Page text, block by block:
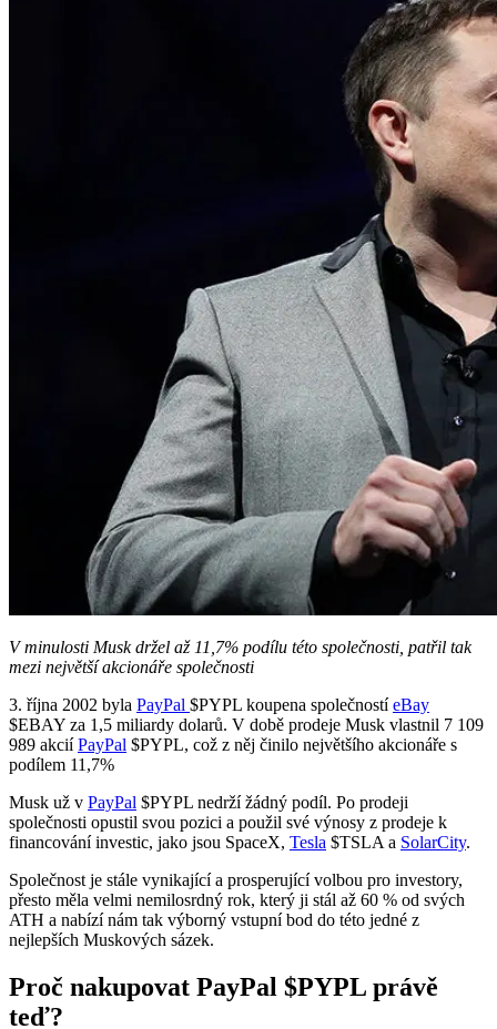
V minulosti Musk držel až 11,7% podílu této společnosti, patřil tak
mezi největší akcionáře společnosti
3. října 2002 byla PayPal $PYPL koupena společnostíeBay
$EBAY za 1,5 miliardy dolarů. V době prodeje Musk vlastnil 7 109
989 akciíPayPal $PYPL, což z něj činilo největšího akcionáře s
podílem 11,7%
Musk už v PayPal $PYPL nedrží žádný podíl. Po prodeji
společnosti opustil svou pozici a použil své výnosy z prodeje k
financování investic, jako jsou SpaceX, Tesla $TSLA a SolarCity.
Společnost je stále vynikající a prosperující volbou pro investory,
přesto měla velmi nemilosrdný rok, který ji stál až 60 % od svých
ATH a nabízí nám tak výborný vstupní bod do této jedné z
nejlepších Muskových sázek.
Proč nakupovat PayPal $PYPL právě
teď?